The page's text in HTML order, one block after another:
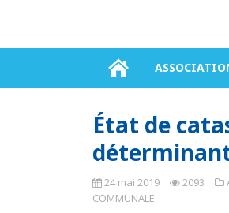
État de
24 mai 2019 2093
COMMUNALE